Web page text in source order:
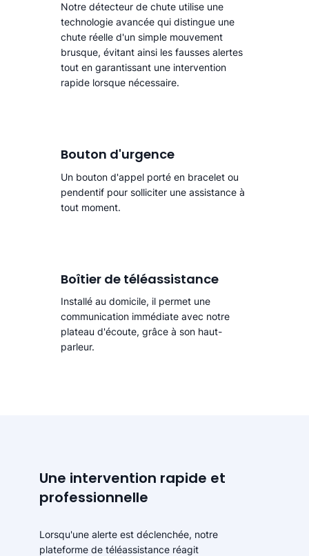
Notre détecteur de chute utilise une
technologie avancée qui distingue une
chute réelle d'un simple mouvement
brusque, évitant ainsi les fausses alertes
tout en garantissant une intervention
rapide lorsque nécessaire.
Bouton d'urgence
Un bouton d'appel porté en bracelet ou
pendentif pour solliciter une assistance à
tout moment.
Boîtier de téléassistance
Installé au domicile, il permet une
communication immédiate avec notre
plateau d'écoute, grâce à son haut-
parleur.
Une intervention rapide et
professionnelle
Lorsqu'une alerte est déclenchée, notre
plateforme de téléassistance réagit